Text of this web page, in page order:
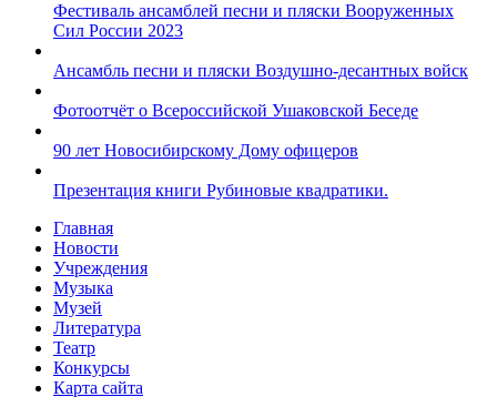
Фестиваль ансамблей песни и пляски Вооруженных
Сил России 2023
Ансамбль песни и пляски Воздушно-десантных войск
Фотоотчёт о Всероссийской Ушаковской Беседе
90 лет Новосибирскому Дому офицеров
Презентация книги Рубиновые квадратики.
Главная
Новости
Учреждения
Музыка
Музей
Литература
Театр
Конкурсы
Карта сайта